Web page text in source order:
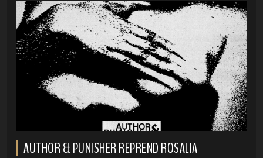
AUTHOR & PUNISHER REPREND ROSALIA